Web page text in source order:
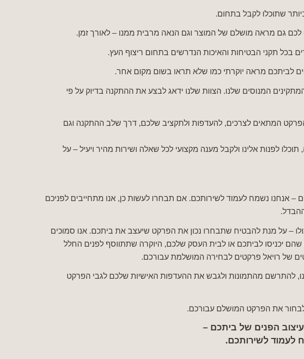
שתוכלו לקבל בתחום.
לכם גם מראה מושלם של המוצר וגם הנאה מרבית ממנו – לאורך זמן.
בכל תקני הבטיחות והאיכות הנדרשים בתחום ריצוף העץ.
לביתכם מראה יוקרתי כמו שלא תראו בשום מקום אחר.
המנוסים שלנו. הצוות שלנו ידאג לבצע את ההתקנה בדיוק על פי
המתאים לצרכים, להעדפות ולתקציב שלכם, דרך שלב ההתקנה וגם
לפנות אלינו ולקבל מענה מקצועי לכל שאלה ושירות מהיר ויעיל – על
אנחנו נשמח לעמוד לשירותכם. אם תבחרו לעשות כן, אנו מתחייבים לפניכם
– על מנת להבטיח שתבחרו נכון את הפרקט שיעצב את ביתכם. אנו סמוכים
יכניסו לביתכם או לבית העסק שלכם, היוקרה שתתווסף לפנים החלל
של רויאל פרקטים לבחירה המושלמת עבורכם.
להתרשם מהתמונות ולגבש את ההעדפות האישיות שלכם לגבי הפרקט
את הפרקט המושלם עבורכם.
הפנים של ביתכם –
לעמוד לשירותכם.